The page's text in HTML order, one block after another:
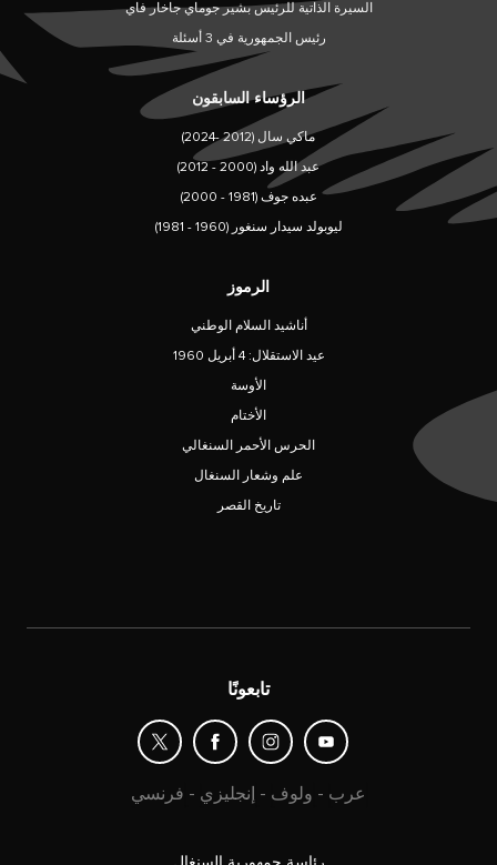
السيرة الذاتية للرئيس بشير جوماي جاخار فاي
رئيس الجمهورية في 3 أسئلة
الرؤساء السابقون
ماكي سال (2012 -2024)
عبد الله واد (2000 - 2012)
عبده جوف (1981 - 2000)
ليوبولد سيدار سنغور (1960 - 1981)
الرموز
أناشيد السلام الوطني
عيد الاستقلال: 4 أبريل 1960
الأوسة
الأختام
الحرس الأحمر السنغالي
علم وشعار السنغال
تاريخ القصر
تابعونًا
فرنسي - إنجليزي - ولوف - عرب